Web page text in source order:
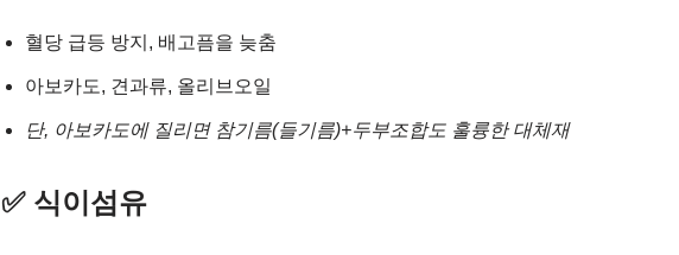
혈당 급등 방지, 배고픔을 늦춤
아보카도, 견과류, 올리브오일
단, 아보카도에 질리면 참기름(들기름)+두부조합도 훌륭한 대체재
✅ 식이섬유